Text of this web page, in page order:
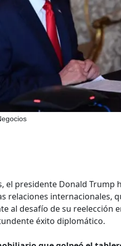
el presidente Donald Trump
relaciones internacionales,
al desafío de su reelección
éxito diplomático.